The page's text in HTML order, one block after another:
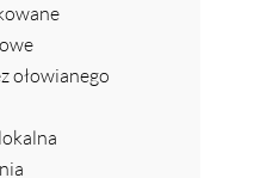
ołowianego